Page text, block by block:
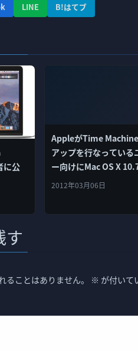
LINE B!はてブ
に公
AppleがTime
アップを行なっている
ー向けにMac OS X
加アップデートをリリ
2012年03月06日
す
ることはありません。 ※ が付いて